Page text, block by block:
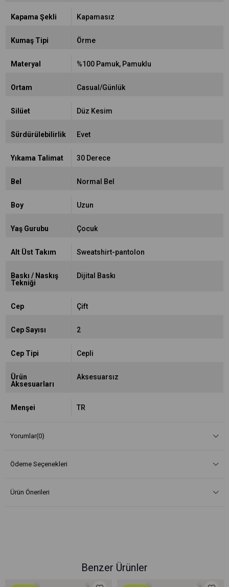
Kapama Şekli Kapamasız
Kumaş Tipi Örme
Materyal %100 Pamuk Pamuklu
Ortam Casual/Günlük
Silüet Düz Kesim
Sürdürülebilirlik Evet
Yıkama Talimat 30 Derece
Bel Normal Bel
Boy Uzun
Yaş Gurubu Çocuk
Alt Üst Takım Sweatshirt-pantolon
Baskı / Naskış
Tekniği
Dijital Baskı
Cep Çift
Cep Sayısı 2
Cep Tipi Cepli
Ürün
Aksesuarları
Aksesuarsız
Menşei TR
Yorumlar(0)
Ödeme Seçenekleri
Ürün Önerileri
Benzer Ürünler